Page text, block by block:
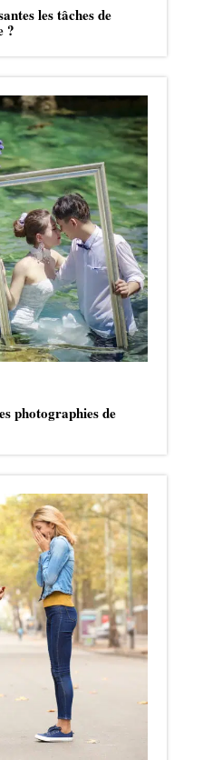
les tâches de
?
photographies de